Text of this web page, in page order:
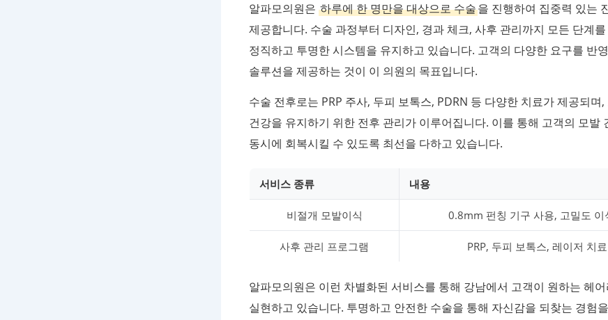
알파모의원은 하루에 한 명만을 대상으로 수술을 진행하여 집중력 있는
제공합니다. 수술 과정부터 디자인, 경과 체크, 사후 관리까지 모든 단계
정직하고 투명한 시스템을 유지하고 있습니다. 고객의 다양한 요구를 반
솔루션을 제공하는 것이 이 의원의 목표입니다.
수술 전후로는 PRP 주사, 두피 보톡스, PDRN 등 다양한 치료가 제공되며,
건강을 유지하기 위한 전후 관리가 이루어집니다. 이를 통해 고객의 모발
동시에 회복시킬 수 있도록 최선을 다하고 있습니다.
서비스 종류 내용
비절개 모발이식 0.8mm 펀칭 기구 사용, 고밀도 이
사후 관리 프로그램 PRP, 두피 보톡스, 레이저 치
알파모의원은 이런 차별화된 서비스를 통해 강남에서 고객이 원하는 헤
실현하고 있습니다. 투명하고 안전한 수술을 통해 자신감을 되찾는 경험